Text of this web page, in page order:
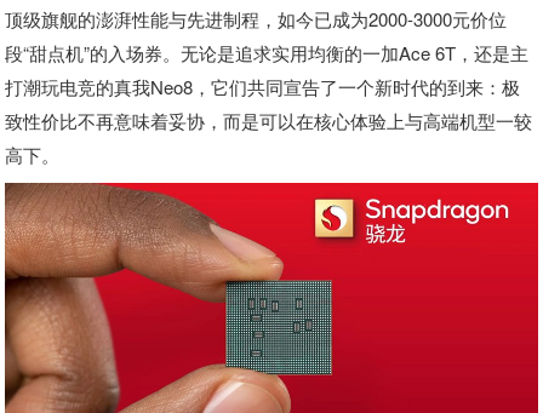
顶级旗舰的澎湃性能与先进制程，如今已成为2000-3000元价位
段“甜点机”的入场券。无论是追求实用均衡的一加Ace 6T，还是主
打潮玩电竞的真我Neo8，它们共同宣告了一个新时代的到来：极
致性价比不再意味着妥协，而是可以在核心体验上与高端机型一较
高下。